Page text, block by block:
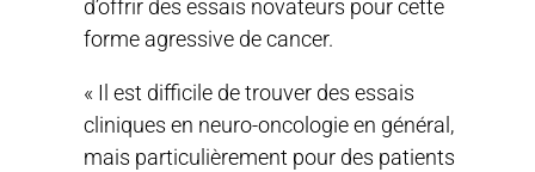
d’offrir des essais novateurs pour cette
forme agressive de cancer.
« Il est difficile de trouver des essais
cliniques en neuro-oncologie en général,
mais particulièrement pour des patients